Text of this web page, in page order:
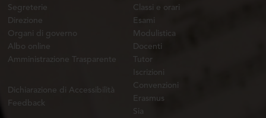
Segreterie
Direzione
Organi di governo
Albo online
Amministrazione Trasparente
Dichiarazione di Accessibilità
Feedback
Classi e orari
Esami
Modulistica
Docenti
Tutor
Iscrizioni
Convenzioni
Erasmus
Sia